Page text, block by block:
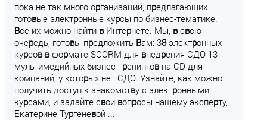
пока не так много организаций, предлагающих
готовые электронные курсы по бизнес-тематике.
Все их можно найти вИнтернете. Мы, всвою
очередь, готовы предложить Вам: 38электронных
курсов вформате SCORM для внедрения СДО 13
мультимедийных бизнес-тренинговна CD для
компаний, у которых нет СДО. Узнайте, как можно
получить доступ к знакомству с электронными
курсами, и задайте свои вопросы нашему эксперту,
Екатерине Тургеневой ...